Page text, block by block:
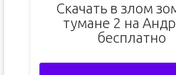
Скачать в злом
тумане 2 на
бесплатно